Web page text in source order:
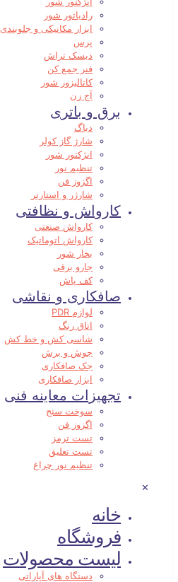
رادیاتور شور
ابزار مکانیکی و جلوبندی
پرس
دیسک تراش
فنر جمع کن
کاتالیزور شور
آج زن
برق و باتری
دیاگ
شارژ گاز کولر
انژکتور شور
تنظیم نور
اگزوز فن
شارژر و استارتر
کارواش و نظافتی
کارواش صنعتی
کارواش اتوماتیک
بخار شور
جارو برقی
کف پاش
صافکاری و نقاشی
لوازم PDR
اتاق رنگ
شاسی کش و خط کش
جوش و برش
جک صافکاری
ابزار صافکاری
تجهیزات معاینه فنی
سوخت سنج
اگزوز فن
تست ترمز
تست تعلیق
تنظیم نور چراغ
✕
خانه
فروشگاه
لیست محصولات
دستگاه های آپاراتی